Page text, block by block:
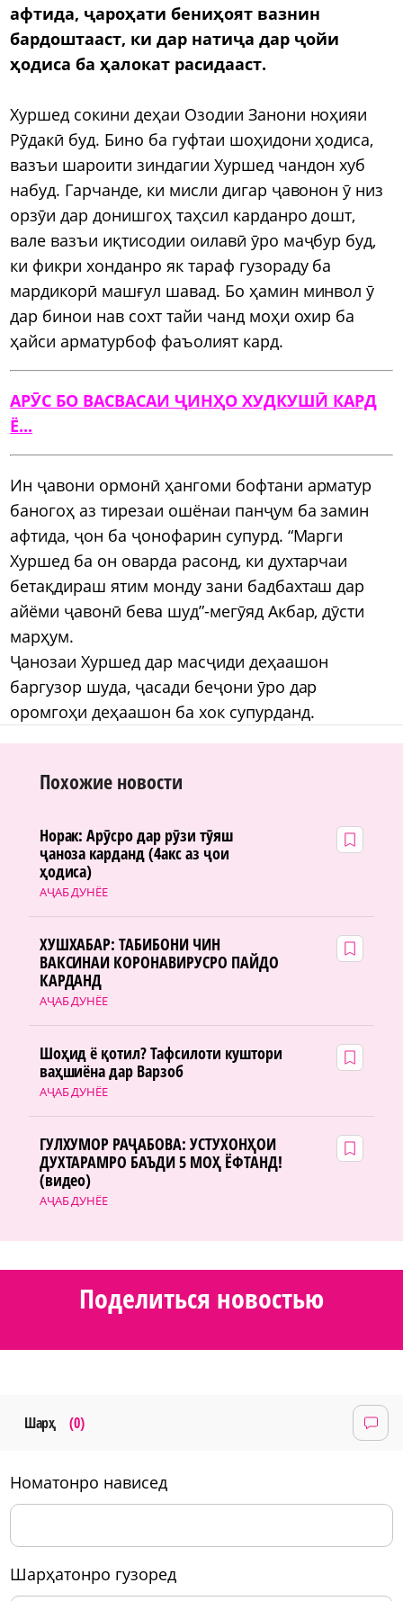
афтида, ҷароҳати бениҳоят вазнин
бардоштааст, ки дар натиҷа дар ҷойи
ҳодиса ба ҳалокат расидааст.
Хуршед сокини деҳаи Озодии Занони ноҳияи
Рӯдакӣ буд. Бино ба гуфтаи шоҳидони ҳодиса,
вазъи шароити зиндагии Хуршед чандон хуб
набуд. Гарчанде, ки мисли дигар ҷавонон ӯ низ
орзӯи дар донишгоҳ таҳсил карданро дошт,
вале вазъи иқтисодии оилавӣ ӯро маҷбур буд,
ки фикри хонданро як тараф гузораду ба
мардикорӣ машғул шавад. Бо ҳамин минвол ӯ
дар бинои нав сохт тайи чанд моҳи охир ба
ҳайси арматурбоф фаъолият кард.
АРӮС БО ВАСВАСАИ ҶИНҲО ХУДКУШӢ КАРД
Ё...
Ин ҷавони ормонӣ ҳангоми бофтани арматур
баногоҳ аз тирезаи ошёнаи панҷум ба замин
афтида, ҷон ба ҷонофарин супурд. “Марги
Хуршед ба он оварда расонд, ки духтарчаи
бетақдираш ятим монду зани бадбахташ дар
айёми ҷавонӣ бева шуд”-мегӯяд Акбар, дӯсти
марҳум.
Ҷанозаи Хуршед дар масҷиди деҳаашон
баргузор шуда, ҷасади беҷони ӯро дар
оромгоҳи деҳаашон ба хок супурданд.
Похожие новости
АҶАБ ДУНЁЕ
Норак: Арӯсро дар рӯзи тӯяш
ҷаноза карданд (4акс аз ҷои
ҳодиса)
АҶАБ ДУНЁЕ
ХУШХАБАР: ТАБИБОНИ ЧИН
ВАКСИНАИ КОРОНАВИРУСРО ПАЙДО
КАРДАНД
АҶАБ ДУНЁЕ
Шоҳид ё қотил? Тафсилоти куштори
ваҳшиёна дар Варзоб
АҶАБ ДУНЁЕ
ГУЛХУМОР РАҶАБОВА: УСТУХОНҲОИ
ДУХТАРАМРО БАЪДИ 5 МОҲ ЁФТАНД!
(видео)
Поделиться новостью
Шарҳ (0)
номатонро нависед
шарҳатонро гузоред